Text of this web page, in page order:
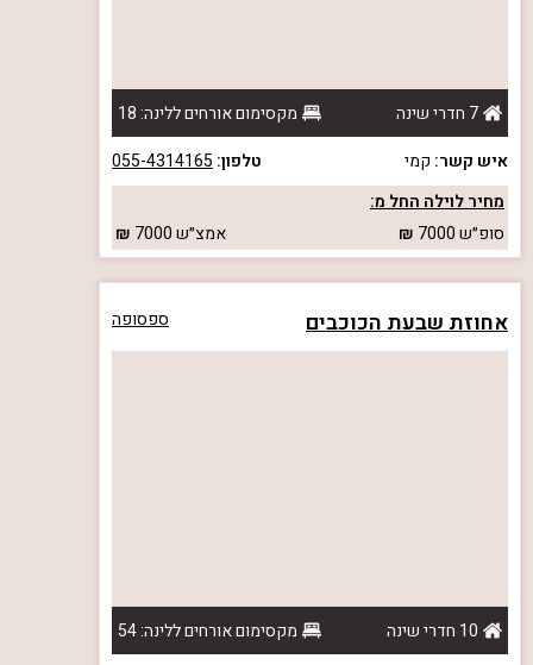
7 חדרי שינה
מקסימום אורחים ללינה: 18
איש קשר: קמי טלפון: 055-4314165
מחיר לוילה החל מ:
סופ״ש7000 אמצ״ש7000
אחוזת שבעת הכוכבים ספסופה
10 חדרי שינה
מקסימום אורחים ללינה: 54